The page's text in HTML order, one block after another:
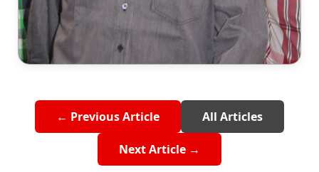
← Previous Article All Articles
Next Article →